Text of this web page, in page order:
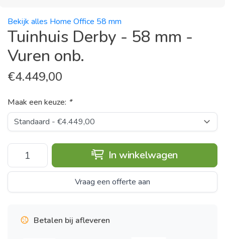
Bekijk alles Home Office 58 mm
Tuinhuis Derby - 58 mm -
Vuren onb.
€4.449,00
Maak een keuze: *
In winkelwagen
Vraag een offerte aan
Betalen bij afleveren